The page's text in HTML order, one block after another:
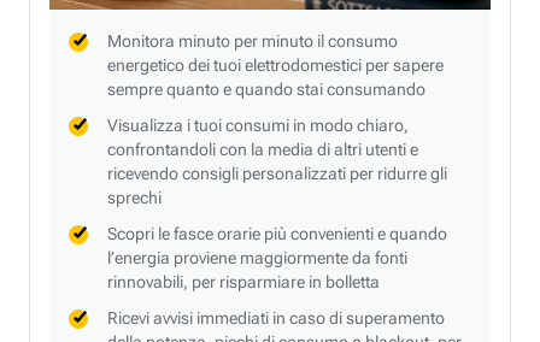
Monitora minuto per minuto il consumo
energetico dei tuoi elettrodomestici per sapere
sempre quanto e quando stai consumando
Visualizza i tuoi consumi in modo chiaro,
confrontandoli con la media di altri utenti e
ricevendo consigli personalizzati per ridurre gli
sprechi
Scopri le fasce orarie più convenienti e quando
l’energia proviene maggiormente da fonti
rinnovabili, per risparmiare in bolletta
Ricevi avvisi immediati in caso di superamento